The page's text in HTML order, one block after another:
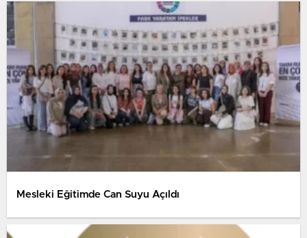
Mesleki Eğitimde Can Suyu Açıldı